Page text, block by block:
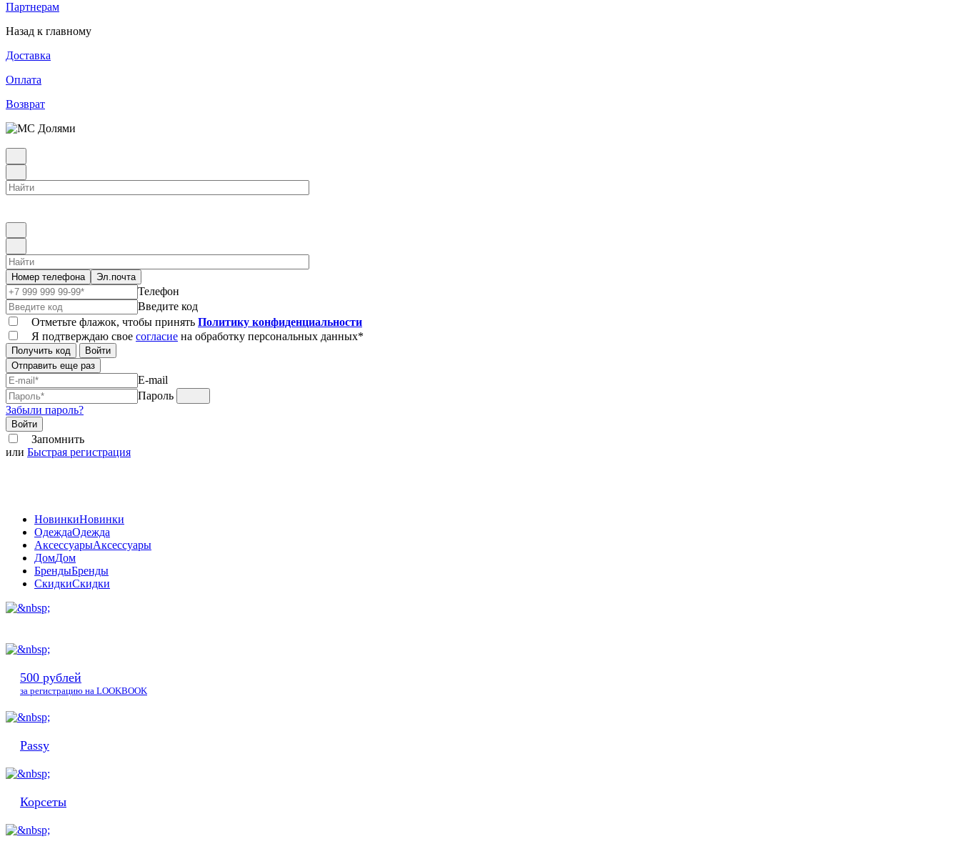
Партнерам
Назад к главному
Доставка
Оплата
Возврат
Номер телефона Эл.почта
Телефон
Введите код
Отметьте флажок, чтобы принять Политику конфиденциальности
Я подтверждаю свое согласие на обработку персональных данных*
Получить код
Войти
Отправить еще раз
E-mail
Пароль
Забыли пароль?
Войти
Запомнить
или Быстрая регистрация
НовинкиНовинки
ОдеждаОдежда
АксессуарыАксессуары
ДомДом
БрендыБренды
СкидкиСкидки
500 рублей
за регистрацию на LOOKBOOK
Passy
Корсеты